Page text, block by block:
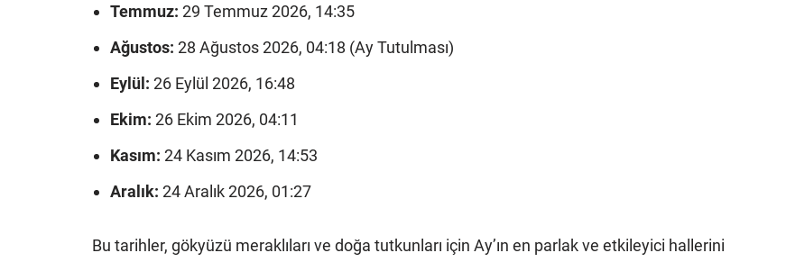
Temmuz: 29 Temmuz 2026, 14:35
Ağustos: 28 Ağustos 2026, 04:18 (Ay Tutulması)
Eylül: 26 Eylül 2026, 16:48
Ekim: 26 Ekim 2026, 04:11
Kasım: 24 Kasım 2026, 14:53
Aralık: 24 Aralık 2026, 01:27
Bu tarihler, gökyüzü meraklıları ve doğa tutkunları için Ay’ın en parlak ve etkileyici hallerini